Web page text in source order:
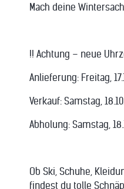
Mach deine
!! Achtung – neue
Anlieferung: Freitag,
Verkauf: Samstag,
Abholung: Samstag,
Ob Ski, Schuhe,
findest du tolle